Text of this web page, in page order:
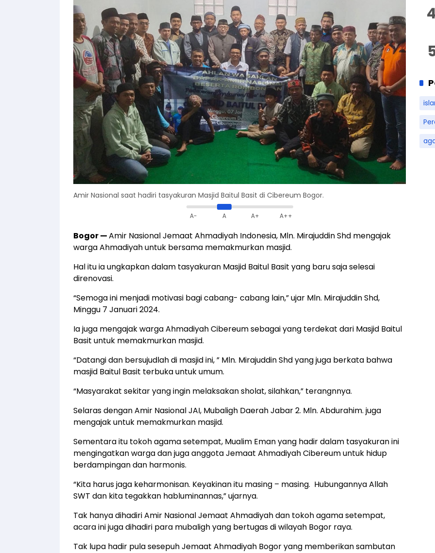
Amir Nasional saat hadiri tasyakuran Masjid Baitul Basit di Cibereum Bogor.
A- A A+ A++
Bogor—Amir Nasional Jemaat Ahmadiyah Indonesia, Mln. Mirajuddin Shd mengajak
warga Ahmadiyah untuk bersama memakmurkan masjid.
Hal itu ia ungkapkan dalam tasyakuran Masjid Baitul Basit yang baru saja selesai
direnovasi.
“Semoga ini menjadi motivasi bagi cabang- cabang lain,” ujar Mln. Mirajuddin Shd,
Minggu 7 Januari 2024.
Ia juga mengajak warga Ahmadiyah Cibereum sebagai yang terdekat dari Masjid Baitul
Basit untuk memakmurkan masjid.
“Datangi dan bersujudlah di masjid ini, ” Mln. Mirajuddin Shd yang juga berkata bahwa
masjid Baitul Basit terbuka untuk umum.
“Masyarakat sekitar yang ingin melaksakan sholat, silahkan,” terangnnya.
Selaras dengan Amir Nasional JAI, Mubaligh Daerah Jabar 2. Mln. Abdurahim. juga
mengajak untuk memakmurkan masjid.
Sementara itu tokoh agama setempat, Mualim Eman yang hadir dalam tasyakuran ini
mengingatkan warga dan juga anggota Jemaat Ahmadiyah Cibereum untuk hidup
berdampingan dan harmonis.
“Kita harus jaga keharmonisan. Keyakinan itu masing – masing. Hubungannya Allah
SWT dan kita tegakkan habluminannas,” ujarnya.
Tak hanya dihadiri Amir Nasional Jemaat Ahmadiyah dan tokoh agama setempat,
acara ini juga dihadiri para mubaligh yang bertugas di wilayah Bogor raya.
Tak lupa hadir pula sesepuh Jemaat Ahmadiyah Bogor yang memberikan sambutan